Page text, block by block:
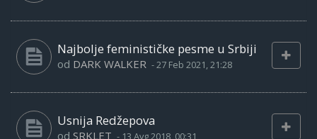
Najbolje feminističke pesme u Srbiji
od DARK WALKER -27 Feb 2021, 21:28
Usnija Redžepova
od SRKLET - 13 Avg 2018, 00:31